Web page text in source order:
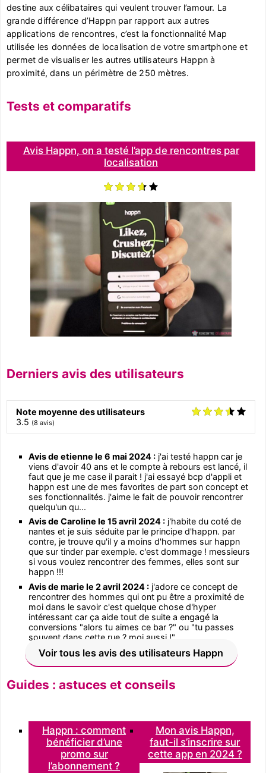
destine aux célibataires qui veulent trouver l’amour. La
grande différence d’Happn par rapport aux autres
applications de rencontres, c’est la fonctionnalité Map
utilisée les données de localisation de votre smartphone et
permet de visualiser les autres utilisateurs Happn à
proximité, dans un périmètre de 250 mètres.
Tests et comparatifs
Avis Happn, on a testé l’app de rencontres par
localisation
Derniers avis des utilisateurs
Note moyenne des utilisateurs
3.5 (8 avis)
Avis de etienne le 6 mai 2024 : j'ai testé happn car je
viens d'avoir 40 ans et le compte à rebours est lancé, il
faut que je me case il parait ! j'ai essayé bcp d'appli et
happn est une de mes favorites de part son concept et
ses fonctionnalités. j'aime le fait de pouvoir rencontrer
quelqu'un qu...
Avis de Caroline le 15 avril 2024 : j'habite du coté de
nantes et je suis séduite par le principe d'happn. par
contre, je trouve qu'il y a moins d'hommes sur happn
que sur tinder par exemple. c'est dommage ! messieurs
si vous voulez rencontrer des femmes, elles sont sur
happn !!!
Avis de marie le 2 avril 2024 : j'adore ce concept de
rencontrer des hommes qui ont pu être a proximité de
moi dans le savoir c'est quelque chose d'hyper
intéressant car ça aide tout de suite a engagé la
conversions "alors tu aimes ce bar ?" ou "tu passes
souvent dans cette rue ? moi aussi !"...
Voir tous les avis des utilisateurs Happn
Guides : astuces et conseils
Happn : comment
bénéficier d’une
promo sur
l’abonnement ?
Mon avis Happn,
faut-il s’inscrire sur
cette app en 2024 ?